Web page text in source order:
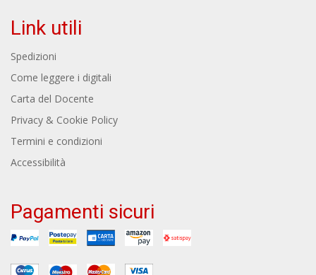
Link utili
Spedizioni
Come leggere i digitali
Carta del Docente
Privacy & Cookie Policy
Termini e condizioni
Accessibilità
Pagamenti sicuri